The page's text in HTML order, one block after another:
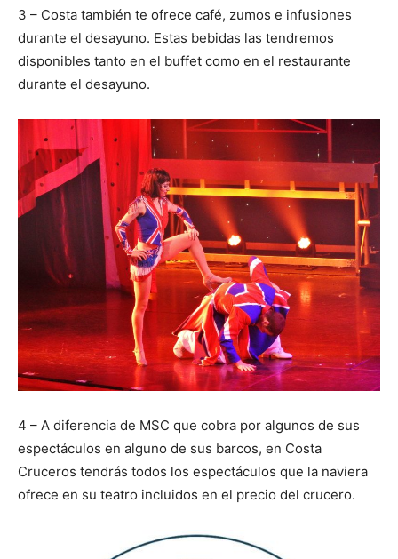
3 – Costa también te ofrece café, zumos e infusiones
durante el desayuno. Estas bebidas las tendremos
disponibles tanto en el buffet como en el restaurante
durante el desayuno.
4 – A diferencia de MSC que cobra por algunos de sus
espectáculos en alguno de sus barcos, en Costa
Cruceros tendrás todos los espectáculos que la naviera
ofrece en su teatro incluidos en el precio del crucero.